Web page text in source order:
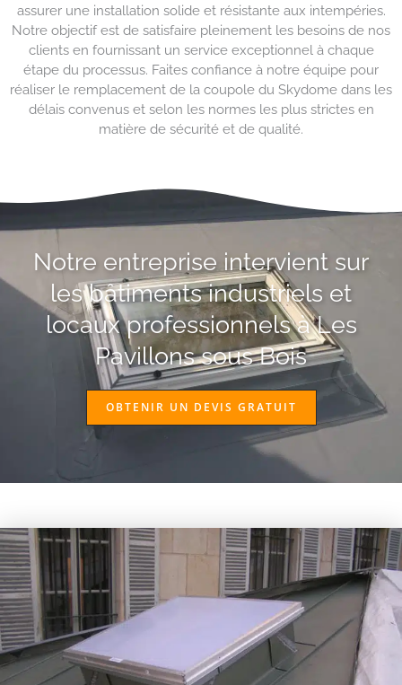
assurer une installation solide et résistante aux intempéries.
Notre objectif est de satisfaire pleinement les besoins de nos
clients en fournissant un service exceptionnel à chaque
étape du processus. Faites confiance à notre équipe pour
réaliser le remplacement de la coupole du Skydome dans les
délais convenus et selon les normes les plus strictes en
matière de sécurité et de qualité.
Notre entreprise intervient sur
les bâtiments industriels et
locaux professionnels à Les
Pavillons sous Bois
OBTENIR UN DEVIS GRATUIT